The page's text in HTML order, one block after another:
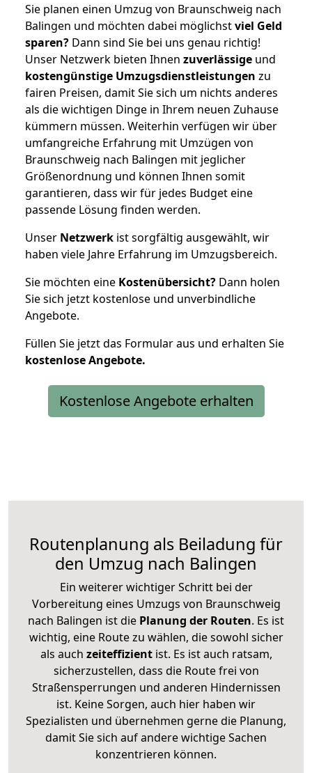
Sie planen einen Umzug von Braunschweig nach
Balingen und möchten dabei möglichstviel Geld
sparen? Dann sind Sie bei uns genau richtig!
Unser Netzwerk bieten Ihnen zuverlässige und
kostengünstige Umzugsdienstleistungen zu
fairen Preisen, damit Sie sich um nichts anderes
als die wichtigen Dinge in Ihrem neuen Zuhause
kümmern müssen. Weiterhin verfügen wir über
umfangreiche Erfahrung mit Umzügen von
Braunschweig nach Balingen mit jeglicher
Größenordnung und können Ihnen somit
garantieren, dass wir für jedes Budget eine
passende Lösung finden werden.
Unser Netzwerk ist sorgfältig ausgewählt, wir
haben viele Jahre Erfahrung im Umzugsbereich.
Sie möchten eine Kostenübersicht? Dann holen
Sie sich jetzt kostenlose und unverbindliche
Angebote.
Füllen Sie jetzt das Formular aus und erhalten Sie
kostenloseAngebote.
Kostenlose Angebote erhalten
Routenplanung als Beiladung für
den Umzug nach Balingen
Ein weiterer wichtiger Schritt bei der
Vorbereitung eines Umzugs von Braunschweig
nach Balingen ist die Planung der Routen. Es ist
wichtig, eine Route zu wählen, die sowohl sicher
als auch zeiteffizientist. Es ist auch ratsam,
sicherzustellen, dass die Route frei von
Straßensperrungen und anderen Hindernissen
ist. Keine Sorgen, auch hier haben wir
Spezialisten und übernehmen gerne die Planung,
damit Sie sich auf andere wichtige Sachen
konzentrieren können.